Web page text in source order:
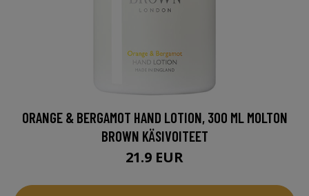
ORANGE & BERGAMOT HAND LOTION, 300 ML MOLTON
BROWN KÄSIVOITEET
21.9 EUR